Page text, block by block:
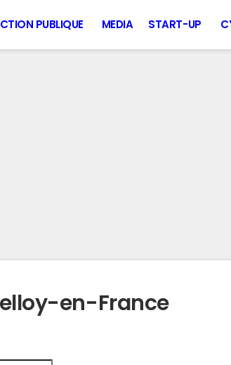
PUBLIQUE MEDIA START-UP
en-France